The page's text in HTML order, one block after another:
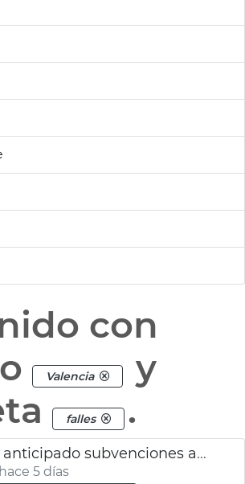
con
Valencia
y
falles .
JCF - Pago anticipado subvenciones agrupaciones de falla
5 días